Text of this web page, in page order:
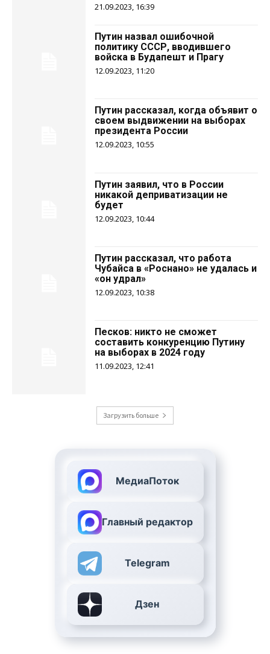
21.09.2023, 16:39
Путин назвал ошибочной
политику СССР, вводившего
войска в Будапешт и Прагу
12.09.2023, 11:20
Путин рассказал, когда объявит о
своем выдвижении на выборах
президента России
12.09.2023, 10:55
Путин заявил, что в России
никакой деприватизации не
будет
12.09.2023, 10:44
Путин рассказал, что работа
Чубайса в «Роснано» не удалась и
«он удрал»
12.09.2023, 10:38
Песков: никто не сможет
составить конкуренцию Путину
на выборах в 2024 году
11.09.2023, 12:41
Загрузить больше
МедиаПоток
Главный редактор
Telegram
Дзен